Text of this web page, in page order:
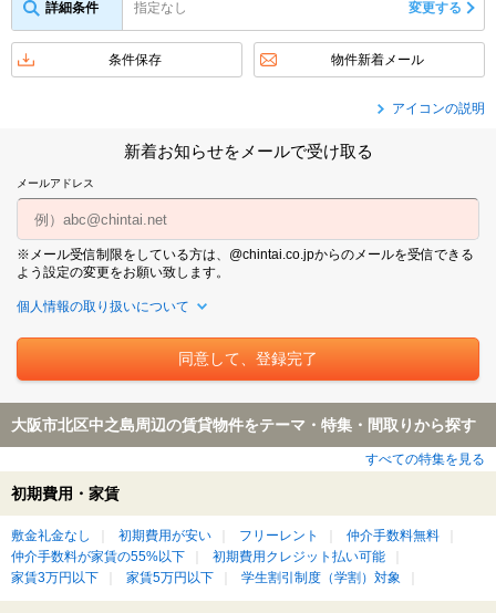
詳細条件 指定なし 変更する
条件保存 物件新着メール
アイコンの説明
新着お知らせをメールで受け取る
メールアドレス
※メール受信制限をしている方は、@chintai.co.jpからのメールを受信できる
よう設定の変更をお願い致します。
個人情報の取り扱いについて
大阪市北区中之島周辺の賃貸物件をテーマ・特集・間取りから探す
すべての特集を見る
初期費用・家賃
敷金礼金なし 初期費用が安い フリーレント
仲介手数料無料
仲介手数料が家賃の55%以下
初期費用クレジット払い可能
家賃3万円以下
家賃5万円以下 学生割引制度（学割）対象